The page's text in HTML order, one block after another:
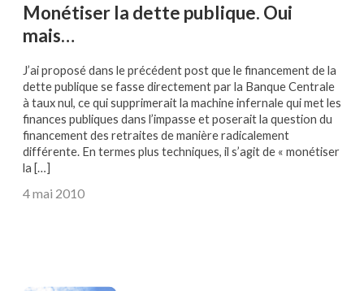
Monétiser la dette publique. Oui
mais…
J’ai proposé dans le précédent post que le financement de la
dette publique se fasse directement par la Banque Centrale
à taux nul, ce qui supprimerait la machine infernale qui met les
finances publiques dans l’impasse et poserait la question du
financement des retraites de manière radicalement
différente. En termes plus techniques, il s’agit de « monétiser
la […]
4 mai 2010